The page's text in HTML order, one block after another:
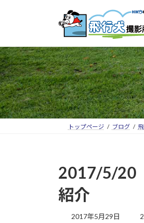
トップページ ブログ
2017/5/20
紹介
2017年5月29日